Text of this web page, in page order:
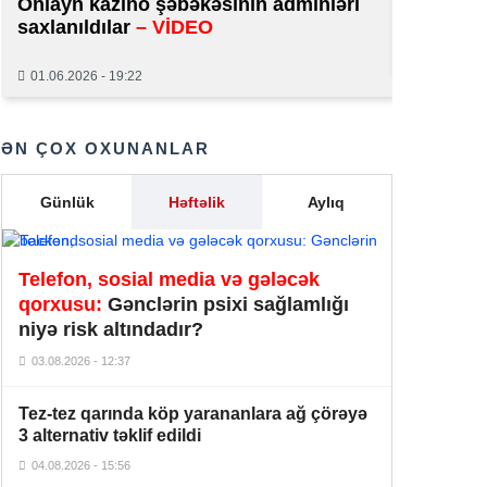
FT
20:10
etdi
Azərbaycanəsilli Emil Əliyev Rusiya
Minifutbol Assosiasiyasının
prezidenti seçildi
Süleyman Mikayılovun 10 illik
müavininə hökm oxundu
Onlayn kazino şəbəkəsinin adminləri
saxlanıldılar – VİDEO
01.06.2026 - 19:22
ƏN ÇOX OXUNANLAR
Günlük Həftəlik Aylıq
Telefon, sosial media və gələcək
qorxusu: Gənclərin psixi sağlamlığı
niyə risk altındadır?
03.08.2026 - 12:37
Tez-tez qarında köp yarananlara ağ çörəyə
3 alternativ təklif edildi
04.08.2026 - 15:56